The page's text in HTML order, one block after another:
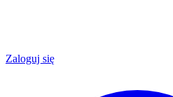
Zaloguj się